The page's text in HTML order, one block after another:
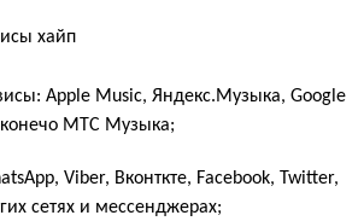
Apple Music, Яндекс.Музыка, Google
конечо МТС Музыка;
Viber, Вконткте, Facebook, Twitter,
сетях и мессенджерах;